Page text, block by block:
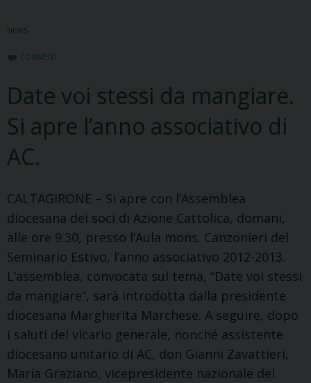
MUOS
Niscemi
NEWS
COMMENT
Date voi stessi da mangiare.
Si apre l’anno associativo di
AC.
CALTAGIRONE – Si apre con l’Assemblea
diocesana dei soci di Azione Cattolica, domani,
alle ore 9.30, presso l’Aula mons. Canzonieri del
Seminario Estivo, l’anno associativo 2012-2013.
L’assemblea, convocata sul tema, “Date voi stessi
da mangiare”, sarà introdotta dalla presidente
diocesana Margherita Marchese. A seguire, dopo
i saluti del vicario generale, nonché assistente
diocesano unitario di AC, don Gianni Zavattieri,
Maria Graziano, vicepresidente nazionale del